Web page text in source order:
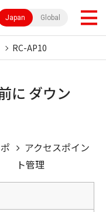
Japan Global
RC-AP10
に ダウン
アクセスポイン
ト管理